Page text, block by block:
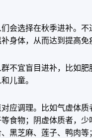
会选择在秋季进补。
身体，从而达到提高免
不宜盲目进补，比如
儿童。
应调理。比如气虚体
食物；阴虚体质者，
黑芝麻、莲子、鸭肉等